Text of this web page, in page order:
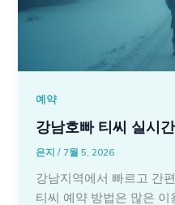
예약
강남호빠 티씨 실시
은지/ 7월 5, 2026
강남지역에서 빠르고 간
티씨 예약 방법은 많은